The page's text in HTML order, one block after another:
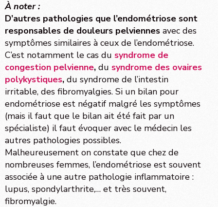
À noter :
D’autres pathologies que l’endométriose sont
responsables de douleurs pelviennes avec des
symptômes similaires à ceux de l’endométriose.
C’est notamment le cas du syndrome de
congestion pelvienne, du syndrome des ovaires
polykystiques, du syndrome de l’intestin
irritable, des fibromyalgies. Si un bilan pour
endométriose est négatif malgré les symptômes
(mais il faut que le bilan ait été fait par un
spécialiste) il faut évoquer avec le médecin les
autres pathologies possibles.
Malheureusement on constate que chez de
nombreuses femmes, l’endométriose est souvent
associée à une autre pathologie inflammatoire :
lupus, spondylarthrite,… et très souvent,
fibromyalgie.